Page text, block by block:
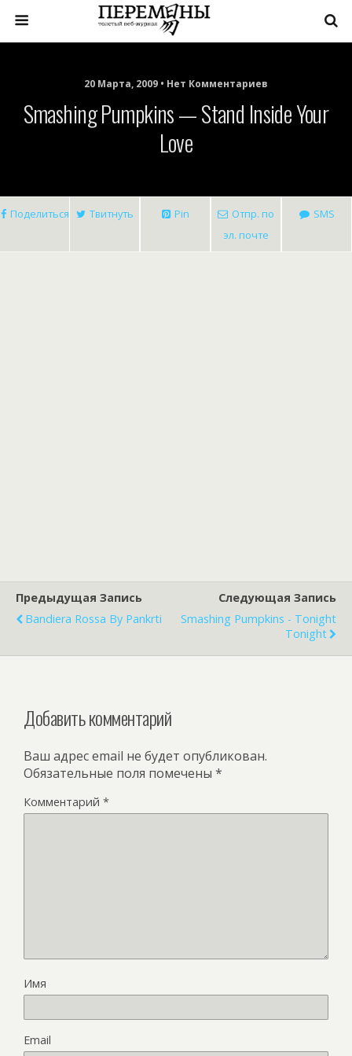
20 Марта, 2009 • Нет Комментариев
Smashing Pumpkins — Stand Inside Your
Love
Поделиться Твитнуть Pin
Отпр. по
эл. почте
SMS
Предыдущая Запись
Bandiera Rossa By Pankrti
Следующая Запись
Smashing Pumpkins - Tonight
Tonight
Добавить комментарий
Ваш адрес email не будет опубликован.
Обязательные поля помечены *
Комментарий *
Имя
Email